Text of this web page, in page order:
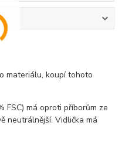
materiálu, koupí tohoto
FSC) má oproti příborům ze
neutrálnější. Vidlička má